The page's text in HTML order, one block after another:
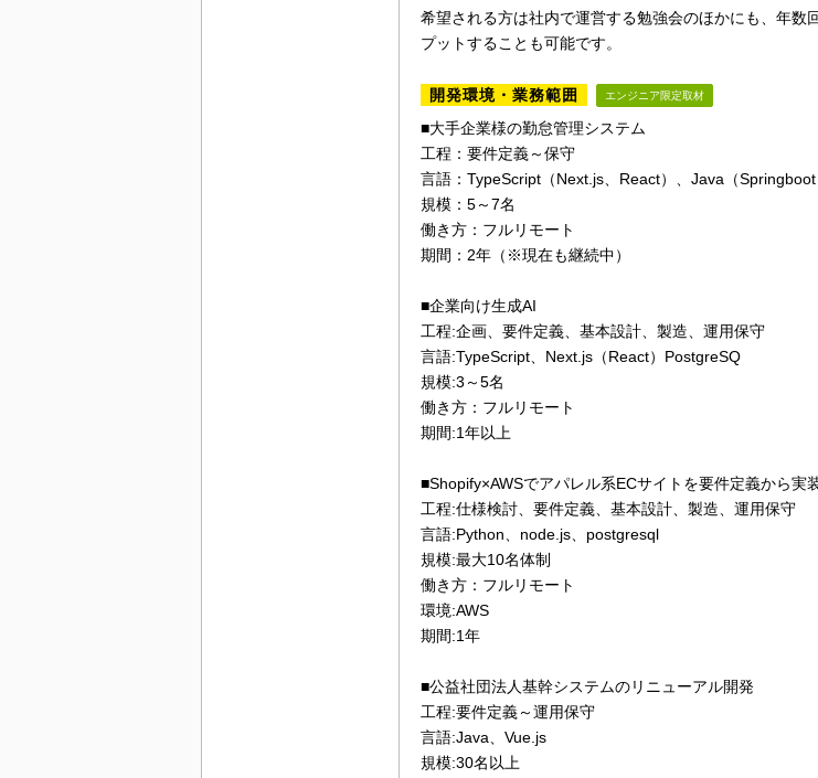
希望される方は社内で運営する勉強会のほかにも、年数
プットすることも可能です。
開発環境・業務範囲 エンジニア限定取材
■大手企業様の勤怠管理システム
工程：要件定義～保守
言語：TypeScript（Next.js、React）、Java（Springboot
規模：5～7名
働き方：フルリモート
期間：2年（※現在も継続中）
■企業向け生成AI
工程:企画、要件定義、基本設計、製造、運用保守
言語:TypeScript、Next.js（React）PostgreSQ
規模:3～5名
働き方：フルリモート
期間:1年以上
■Shopify×AWSでアパレル系ECサイトを要件定義から実
工程:仕様検討、要件定義、基本設計、製造、運用保守
言語:Python、node.js、postgresql
規模:最大10名体制
働き方：フルリモート
環境:AWS
期間:1年
■公益社団法人基幹システムのリニューアル開発
工程:要件定義～運用保守
言語:Java、Vue.js
規模:30名以上